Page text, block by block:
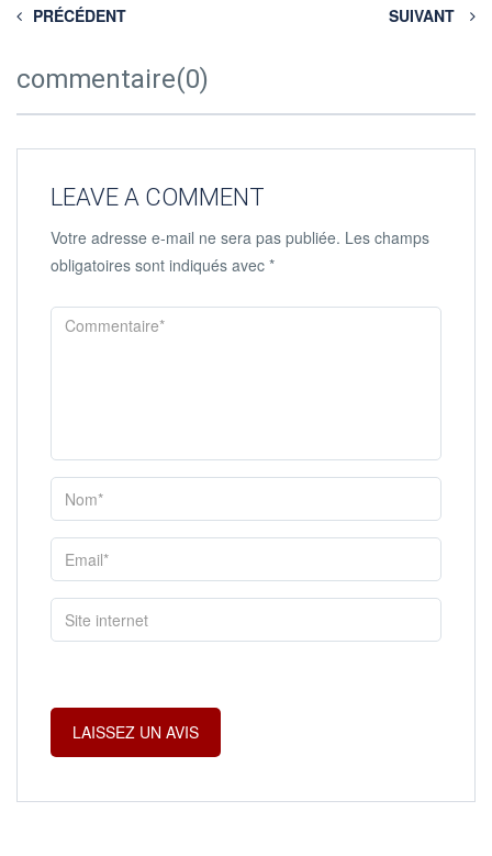
PRÉCÉDENT SUIVANT
commentaire(0)
LEAVE A COMMENT
Votre adresse e-mail ne sera pas publiée. Les champs
obligatoires sont indiqués avec *